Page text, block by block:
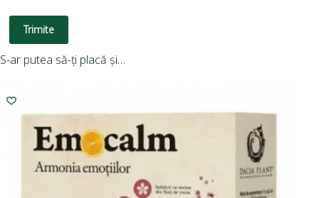
Trimite
S-ar putea să-ți placă și…